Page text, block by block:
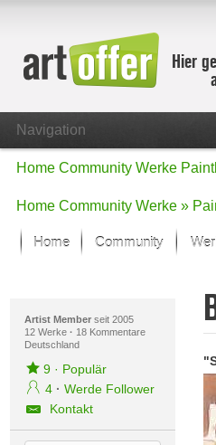
Hier
Navigation
Home Community Werke
Home Community Werke »
Home Community
Artist Memberseit 2005
12 Werke · 18 Kommentare
Deutschland
9· Populär
4 · Werde Follower
Kontakt